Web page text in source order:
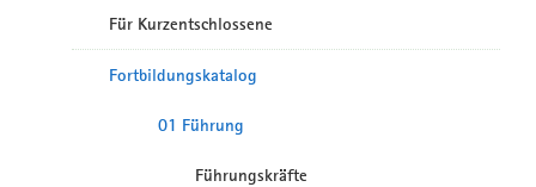
Für Kurzentschlossene
Fortbildungskatalog
01 Führung
Führungskräfte